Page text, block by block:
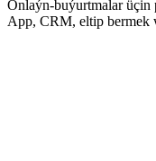
Onlaýn-buýurtmalar üçin
App, CRM, eltip